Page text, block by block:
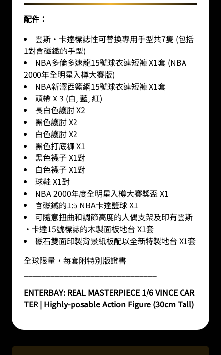
配件：
雲斯·卡達標誌性可替換專用手型共7隻 (包括
1對含磁鐵的手型)
NBA多倫多速龍15號球衣連短褲 X1套 (NBA
2000年全明星入樽大賽版)
NBA新澤西籃網15號球衣連短褲 X1套
頭帶 X 3 (白, 藍, 紅)
長白色護肘 X2
黑色護肘 X2
白色護肘 X2
黑色打底褲 X1
黑色襪子 X1對
白色襪子 X1對
球鞋 X1對
NBA 2000年度全明星入樽大賽獎盃 X1
含磁鐵的1:6 NBA卡達籃球 X1
可隨意扭曲和調節高度的人偶支架及印有雲斯
·卡達15號標誌的木製面板地台 X1套
磁石雙面印製背景紙板配以全新特製地台 X1套
全球限量，每套附特別版證書
ENTERBAY: REAL MASTERPIECE 1/6 VINCE CAR
TER | Highly-posable Action Figure (30cm Tall)